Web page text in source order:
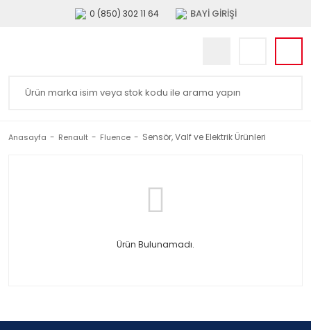
0 (850) 302 11 64 BAYİ GİRİŞİ
Anasayfa Renault Fluence Sensör, Valf ve Elektrik Ürünleri
Ürün Bulunamadı.